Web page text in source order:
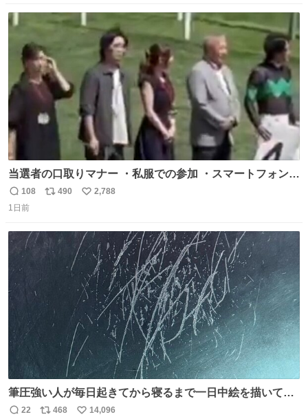
ト
数
当選者の口取りマナー ・私服での参加 ・スマートフォンで
の撮影 ・調教師へ自分から握手を求める行為 ・シャツをズ
ボンにインしていない服装 ・ボディーバッグの着用 私も口
ほしい #DMMバヌーシ
返
信
108
リ
ト
数
490
い
数
2,788
1日前
筆圧強い人が毎日起きてから寝るまで一日中絵を描いてる
とこうなる。 異常事態です。
返
22
リ
468
い
14,096